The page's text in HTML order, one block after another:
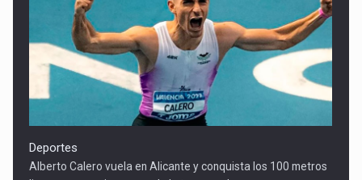
Deportes
Alberto Calero vuela en Alicante y conquista los 100 metros
lisos con su mejor marca de la temporada